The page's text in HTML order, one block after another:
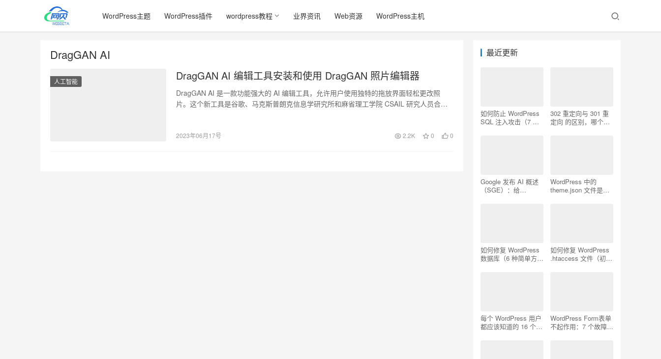
WordPress主题 WordPress插件 wordpress教程 业界资讯 Web资源 WordPress主机
DragGAN AI
人工智能 DragGAN AI 编辑工具安装和使用 DragGAN 照片编辑器
DragGAN AI 是一款功能强大的 AI 编辑工具，允许用户使用独特的拖放界面轻松更改照
片。这个新工具是谷歌、马克斯普朗克信息学研究所和麻省理工学院 CSAIL 研究人员合作
2023年06月17号 2.2K 0 0
最近更新
如何防止 WordPress
SQL 注入攻击（7 个
302 重定向与 301 重
定向 的区别，哪个更
Google 发布 AI 概述
（SGE）：给
WordPress 中的
theme.json 文件是什
如何修复 WordPress
数据库（6 种简单方
如何修复 WordPress
.htaccess 文件（初学
每个 WordPress 用户
都应该知道的 16 个
WordPress Form表单
不起作用：7 个故障排